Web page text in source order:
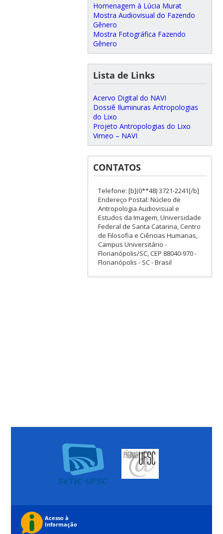
Homenagem à Lúcia Murat
Mostra Audiovisual do Fazendo
Gênero
Mostra Fotográfica Fazendo
Gênero
Lista de Links
Acervo Digital do NAVI
Dossiê Iluminuras Antropologias
do Lixo
Projeto Antropologias do Lixo
Vimeo – NAVI
CONTATOS
Telefone: [b](0**48) 3721-2241[/b]
Endereço Postal: Núcleo de
Antropologia Audiovisual e
Estudos da Imagem, Universidade
Federal de Santa Catarina, Centro
de Filosofia e Ciências Humanas,
Campus Universitário -
Florianópolis/SC, CEP 88040-970 -
Florianópolis - SC - Brasil